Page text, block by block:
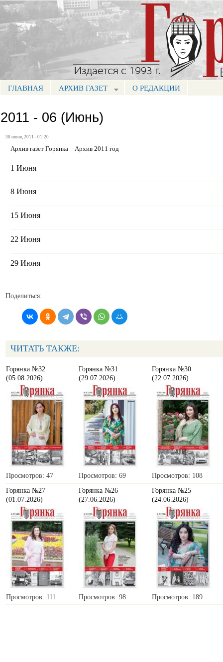
Портал СМИ КБР
МЕНЮ ГОРЯНКА
ГЛАВНАЯ АРХИВ ГАЗЕТ О РЕДАКЦИИ
2011 - 06 (Июнь)
30 июня, 2011 - 01:20
Архив газет Горянка Архив 2011 год
1 Июня
8 Июня
15 Июня
22 Июня
29 Июня
Поделиться:
ЧИТАТЬ ТАКЖЕ:
Горянка №32
(05.08.2026)
Просмотров: 47
Горянка №31
(29.07.2026)
Просмотров: 69
Горянка №30
(22.07.2026)
Просмотров: 108
Горянка №27
(01.07.2026)
Просмотров: 111
Горянка №26
(27.06.2026)
Просмотров: 98
Горянка №25
(24.06.2026)
Просмотров: 189